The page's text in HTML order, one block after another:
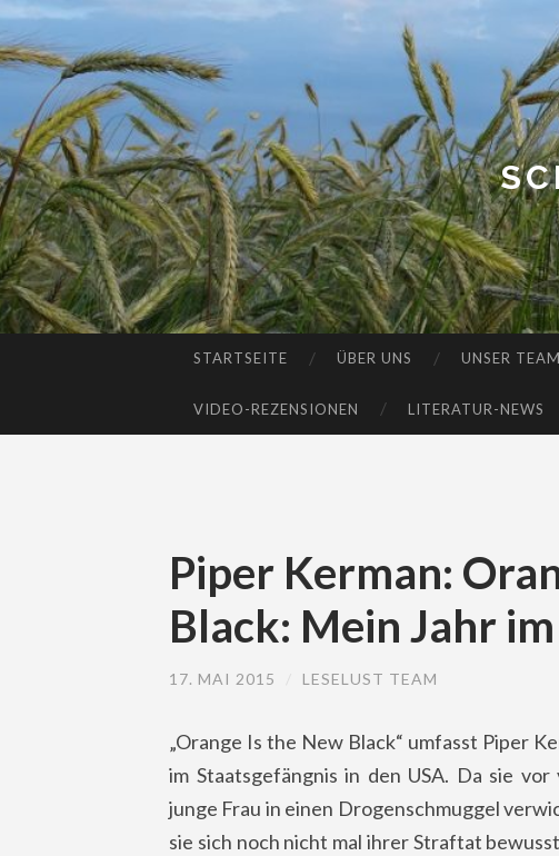
STARTSEITE ÜBER UNS UNSER TEAM
VIDEO-REZENSIONEN LITERATUR-NEWS
Piper Kerman:
Black: Mein Jahr
17. MAI 2015 LESELUST TEAM
„Orange Is the New Black“ umfasst Piper
im Staatsgefängnis in den USA. Da sie vor
junge Frau in einen Drogenschmuggel
sie sich noch nicht mal ihrer Straftat